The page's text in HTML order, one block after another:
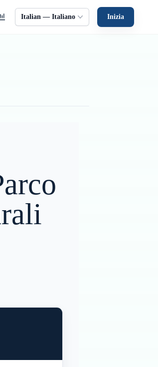
Italian — Italiano Inizia